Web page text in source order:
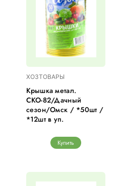
ХОЗТОВАРЫ
Крышка метал.
СКО-82/Дачный
сезон/Омск / *50шт /
*12шт в уп.
Купить